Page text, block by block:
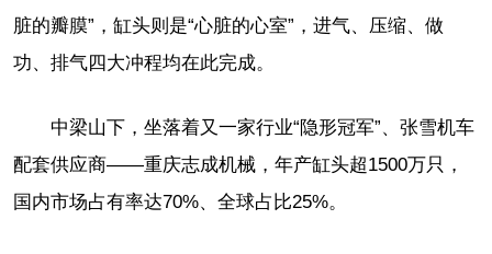
脏的瓣膜”，缸头则是“心脏的心室”，进气、压缩、做
功、排气四大冲程均在此完成。
中梁山下，坐落着又一家行业“隐形冠军”、张雪机车
配套供应商——重庆志成机械，年产缸头超1500万只，
国内市场占有率达70%、全球占比25%。